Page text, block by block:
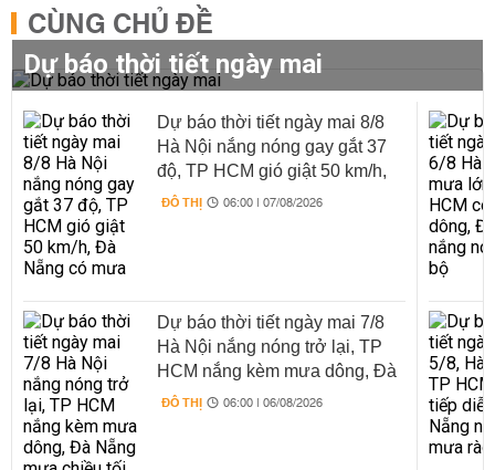
CÙNG CHỦ ĐỀ
Dự báo thời tiết ngày mai
Dự báo thời tiết ngày mai 8/8
Hà Nội nắng nóng gay gắt 37
độ, TP HCM gió giật 50 km/h,
Đà Nẵng có mưa
ĐÔ THỊ 06:00 | 07/08/2026
Dự báo thời tiết ngày mai 7/8
Hà Nội nắng nóng trở lại, TP
HCM nắng kèm mưa dông, Đà
Nẵng mưa chiều tối
ĐÔ THỊ 06:00 | 06/08/2026